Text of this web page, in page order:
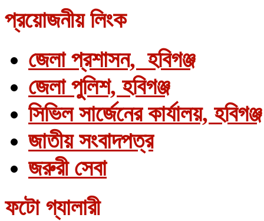
প্রয়োজনীয় লিংক
জেলা প্রশাসন, হবিগঞ্জ
জেলা পুলিশ, হবিগঞ্জ
সিভিল সার্জেনের কার্যালয়, হবিগঞ্জ
জাতীয় সংবাদপত্র
জরুরী সেবা
ফটো গ্যালারী